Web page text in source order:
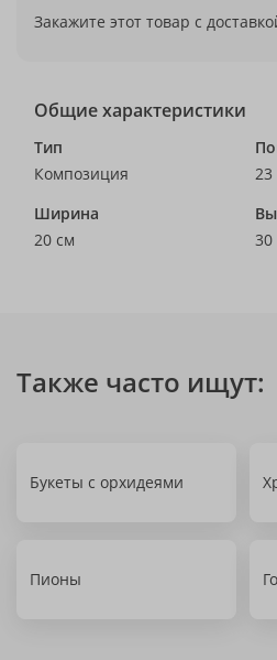
Закажите этот товар с
Общие характеристики
Тип
Композиция
23
Ширина
20 см
30
Также часто ищут:
Букеты с орхидеями
Пионы